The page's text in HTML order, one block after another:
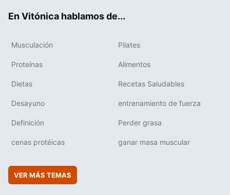
En Vitónica hablamos de...
Musculación Pilates
Proteínas Alimentos
Dietas Recetas Saludables
Desayuno entrenamiento de fuerza
Definición Perder grasa
cenas protéicas ganar masa muscular
VER MÁS TEMAS